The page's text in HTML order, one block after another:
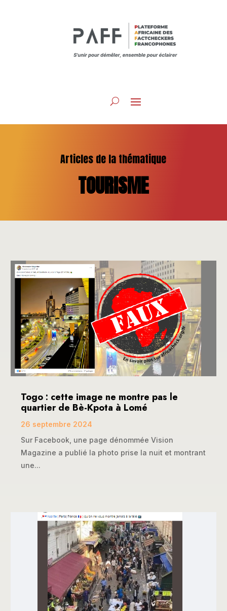
Articles de la thématique
TOURISME
Togo : cette image ne montre pas le
quartier de Bè-Kpota à Lomé
26 septembre 2024
Sur Facebook, une page dénommée Vision
Magazine a publié la photo prise la nuit et montrant
une...